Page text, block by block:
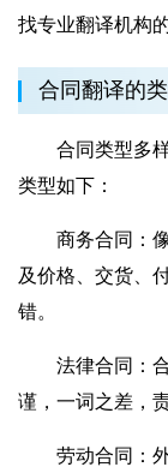
找专业翻译机构
合同翻译的
合同类型多样
类型如下：
商务合同：像
及价格、交货、
错。
法律合同：合
谨，一词之差，
劳动合同：外